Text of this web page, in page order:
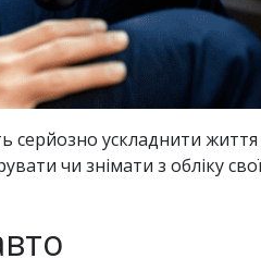
серйозно ускладнити
чи знімати з обліку